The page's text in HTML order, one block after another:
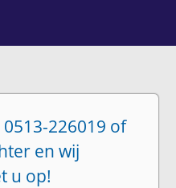
226019 of
en wij
u op!